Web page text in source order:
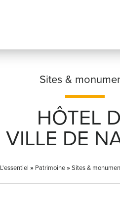
Sites &
HÔTEL
VILLE DE
L'essentiel » Patrimoine»Sites &
Prénom*